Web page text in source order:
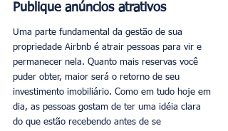
Publique anúncios atrativos
Uma parte fundamental da gestão de sua
propriedade Airbnb é atrair pessoas para vir e
permanecer nela. Quanto mais reservas você
puder obter, maior será o retorno de seu
investimento imobiliário. Como em tudo hoje em
dia, as pessoas gostam de ter uma idéia clara
do que estão recebendo antes de se